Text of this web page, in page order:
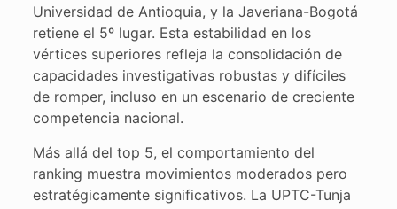
Universidad de Antioquia, y la Javeriana-Bogotá
retiene el 5º lugar. Esta estabilidad en los
vértices superiores refleja la consolidación de
capacidades investigativas robustas y difíciles
de romper, incluso en un escenario de creciente
competencia nacional.
Más allá del top 5, el comportamiento del
ranking muestra movimientos moderados pero
estratégicamente significativos. La UPTC-Tunja